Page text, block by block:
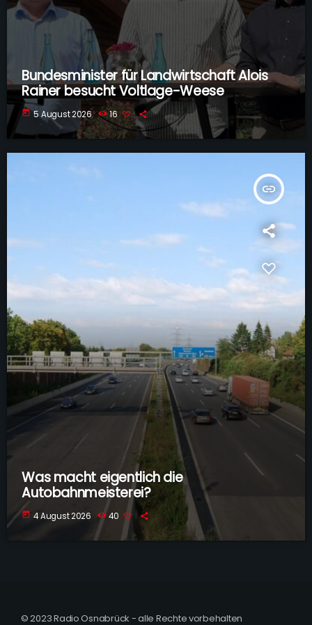
Bundesminister für Landwirtschaft Alois
Rainer besucht Voltlage-Weese
today 5 August 2026 16
insert_link
Was macht eigentlich die
Autobahnmeisterei?
today 4 August 2026 40
© 2023 Radio Osnabrück - alle Rechte vorbehalten